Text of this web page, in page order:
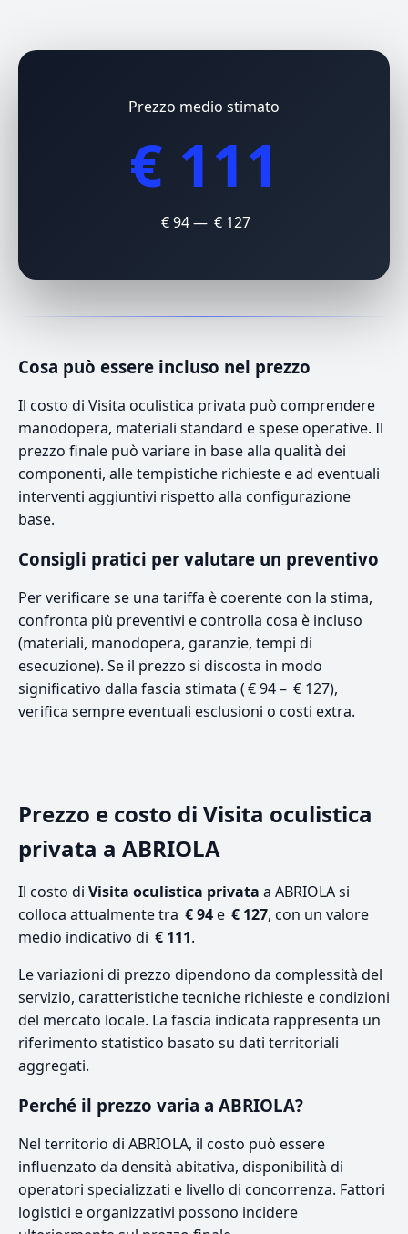
Prezzo medio stimato
€ 111
€ 94 — € 127
Cosa può essere incluso nel prezzo
Il costo di Visita oculistica privata può comprendere
manodopera, materiali standard e spese operative. Il
prezzo finale può variare in base alla qualità dei
componenti, alle tempistiche richieste e ad eventuali
interventi aggiuntivi rispetto alla configurazione
base.
Consigli pratici per valutare un preventivo
Per verificare se una tariffa è coerente con la stima,
confronta più preventivi e controlla cosa è incluso
(materiali, manodopera, garanzie, tempi di
esecuzione). Se il prezzo si discosta in modo
significativo dalla fascia stimata ( € 94 – € 127),
verifica sempre eventuali esclusioni o costi extra.
Prezzo e costo di Visita oculistica
privata a ABRIOLA
Il costo di Visita oculistica privata a ABRIOLA si
colloca attualmente tra € 94e € 127, con un valore
medio indicativo di € 111.
Le variazioni di prezzo dipendono da complessità del
servizio, caratteristiche tecniche richieste e condizioni
del mercato locale. La fascia indicata rappresenta un
riferimento statistico basato su dati territoriali
aggregati.
Perché il prezzo varia a ABRIOLA?
Nel territorio di ABRIOLA, il costo può essere
influenzato da densità abitativa, disponibilità di
operatori specializzati e livello di concorrenza. Fattori
logistici e organizzativi possono incidere